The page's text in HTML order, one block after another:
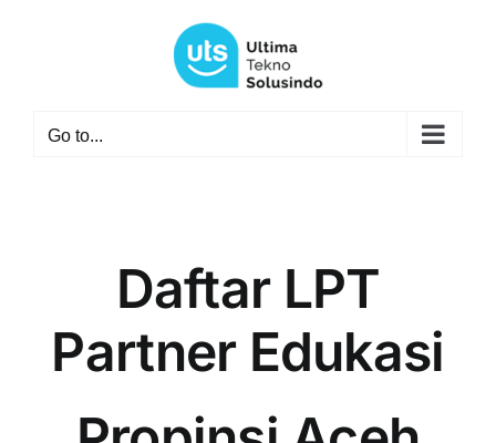
Go to...
Daftar LPT
Partner Edukasi